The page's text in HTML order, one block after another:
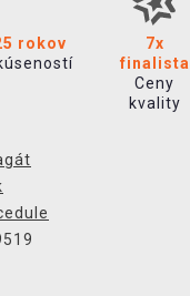
rokov
7x
finalista
Ceny
kvality